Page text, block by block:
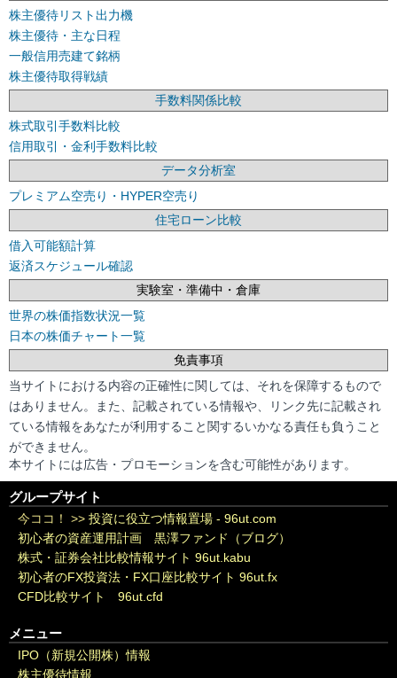
株主優待リスト出力機
株主優待・主な日程
一般信用売建て銘柄
株主優待取得戦績
手数料関係比較
株式取引手数料比較
信用取引・金利手数料比較
データ分析室
プレミアム空売り・HYPER空売り
住宅ローン比較
借入可能額計算
返済スケジュール確認
実験室・準備中・倉庫
世界の株価指数状況一覧
日本の株価チャート一覧
免責事項
当サイトにおける内容の正確性に関しては、それを保障するもので
はありません。また、記載されている情報や、リンク先に記載され
ている情報をあなたが利用すること関するいかなる責任も負うこと
ができません。
本サイトには広告・プロモーションを含む可能性があります。
グループサイト
今ココ！ >> 投資に役立つ情報置場 - 96ut.com
初心者の資産運用計画 黒澤ファンド（ブログ）
株式・証券会社比較情報サイト 96ut.kabu
初心者のFX投資法・FX口座比較サイト 96ut.fx
CFD比較サイト 96ut.cfd
メニュー
IPO（新規公開株）情報
株主優待情報